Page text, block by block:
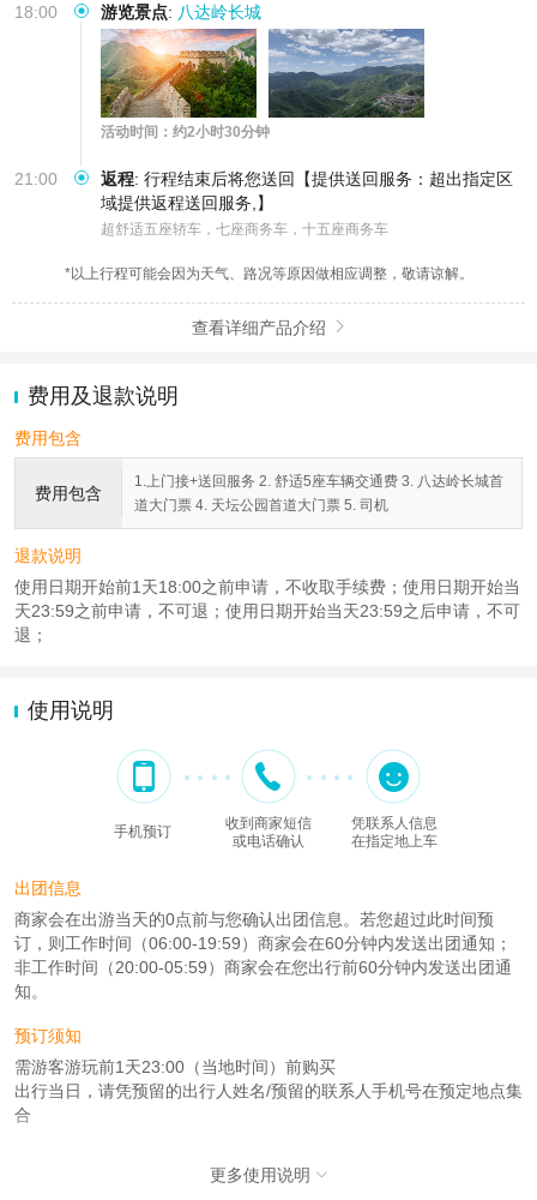
18:00 游览景点: 八达岭长城
活动时间：约2小时30分钟
21:00 返程: 行程结束后将您送回【提供送回服务：超出指定区
域提供返程送回服务,】
超舒适五座轿车，七座商务车，十五座商务车
*以上行程可能会因为天气、路况等原因做相应调整，敬请谅解。
查看详细产品介绍 
费用及退款说明
费用包含
费用包含
1.上门接+送回服务 2. 舒适5座车辆交通费 3. 八达岭长城首
道大门票 4. 天坛公园首道大门票 5. 司机
退款说明
使用日期开始前1天18:00之前申请，不收取手续费；使用日期开始当
天23:59之前申请，不可退；使用日期开始当天23:59之后申请，不可
退；
使用说明
手机预订
收到商家短信
或电话确认
凭联系人信息
在指定地上车
出团信息
商家会在出游当天的0点前与您确认出团信息。若您超过此时间预
订，则工作时间（06:00-19:59）商家会在60分钟内发送出团通知；
非工作时间（20:00-05:59）商家会在您出行前60分钟内发送出团通
知。
预订须知
需游客游玩前1天23:00（当地时间）前购买
出行当日，请凭预留的出行人姓名/预留的联系人手机号在预定地点集
合
更多使用说明 